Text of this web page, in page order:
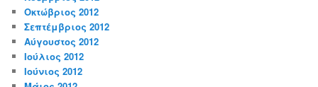
Οκτώβριος 2012
Σεπτέμβριος 2012
Αύγουστος 2012
Ιούλιος 2012
Ιούνιος 2012